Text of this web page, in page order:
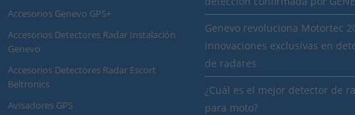
Accesorios Genevo GPS+
Accesorios Detectores Radar Instalación
Genevo
Accesorios Detectores Radar Escort
Beltronics
Avisadores GPS
Genevo revoluciona Motortec
innovaciones exclusivas en
de radares
¿Cuál es el mejor detector de
para moto?